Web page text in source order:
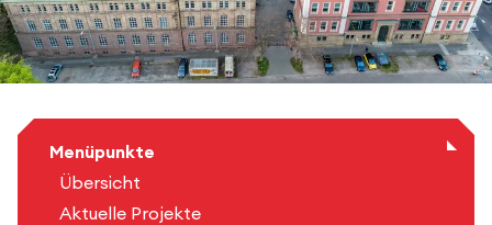
Menüpunkte
Übersicht
Aktuelle Projekte